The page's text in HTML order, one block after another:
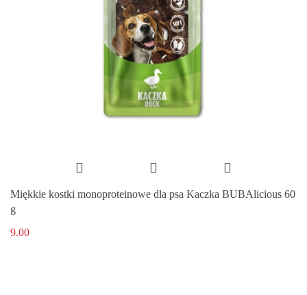
Miękkie kostki monoproteinowe dla psa Kaczka BUBAlicious 60
g
9.00